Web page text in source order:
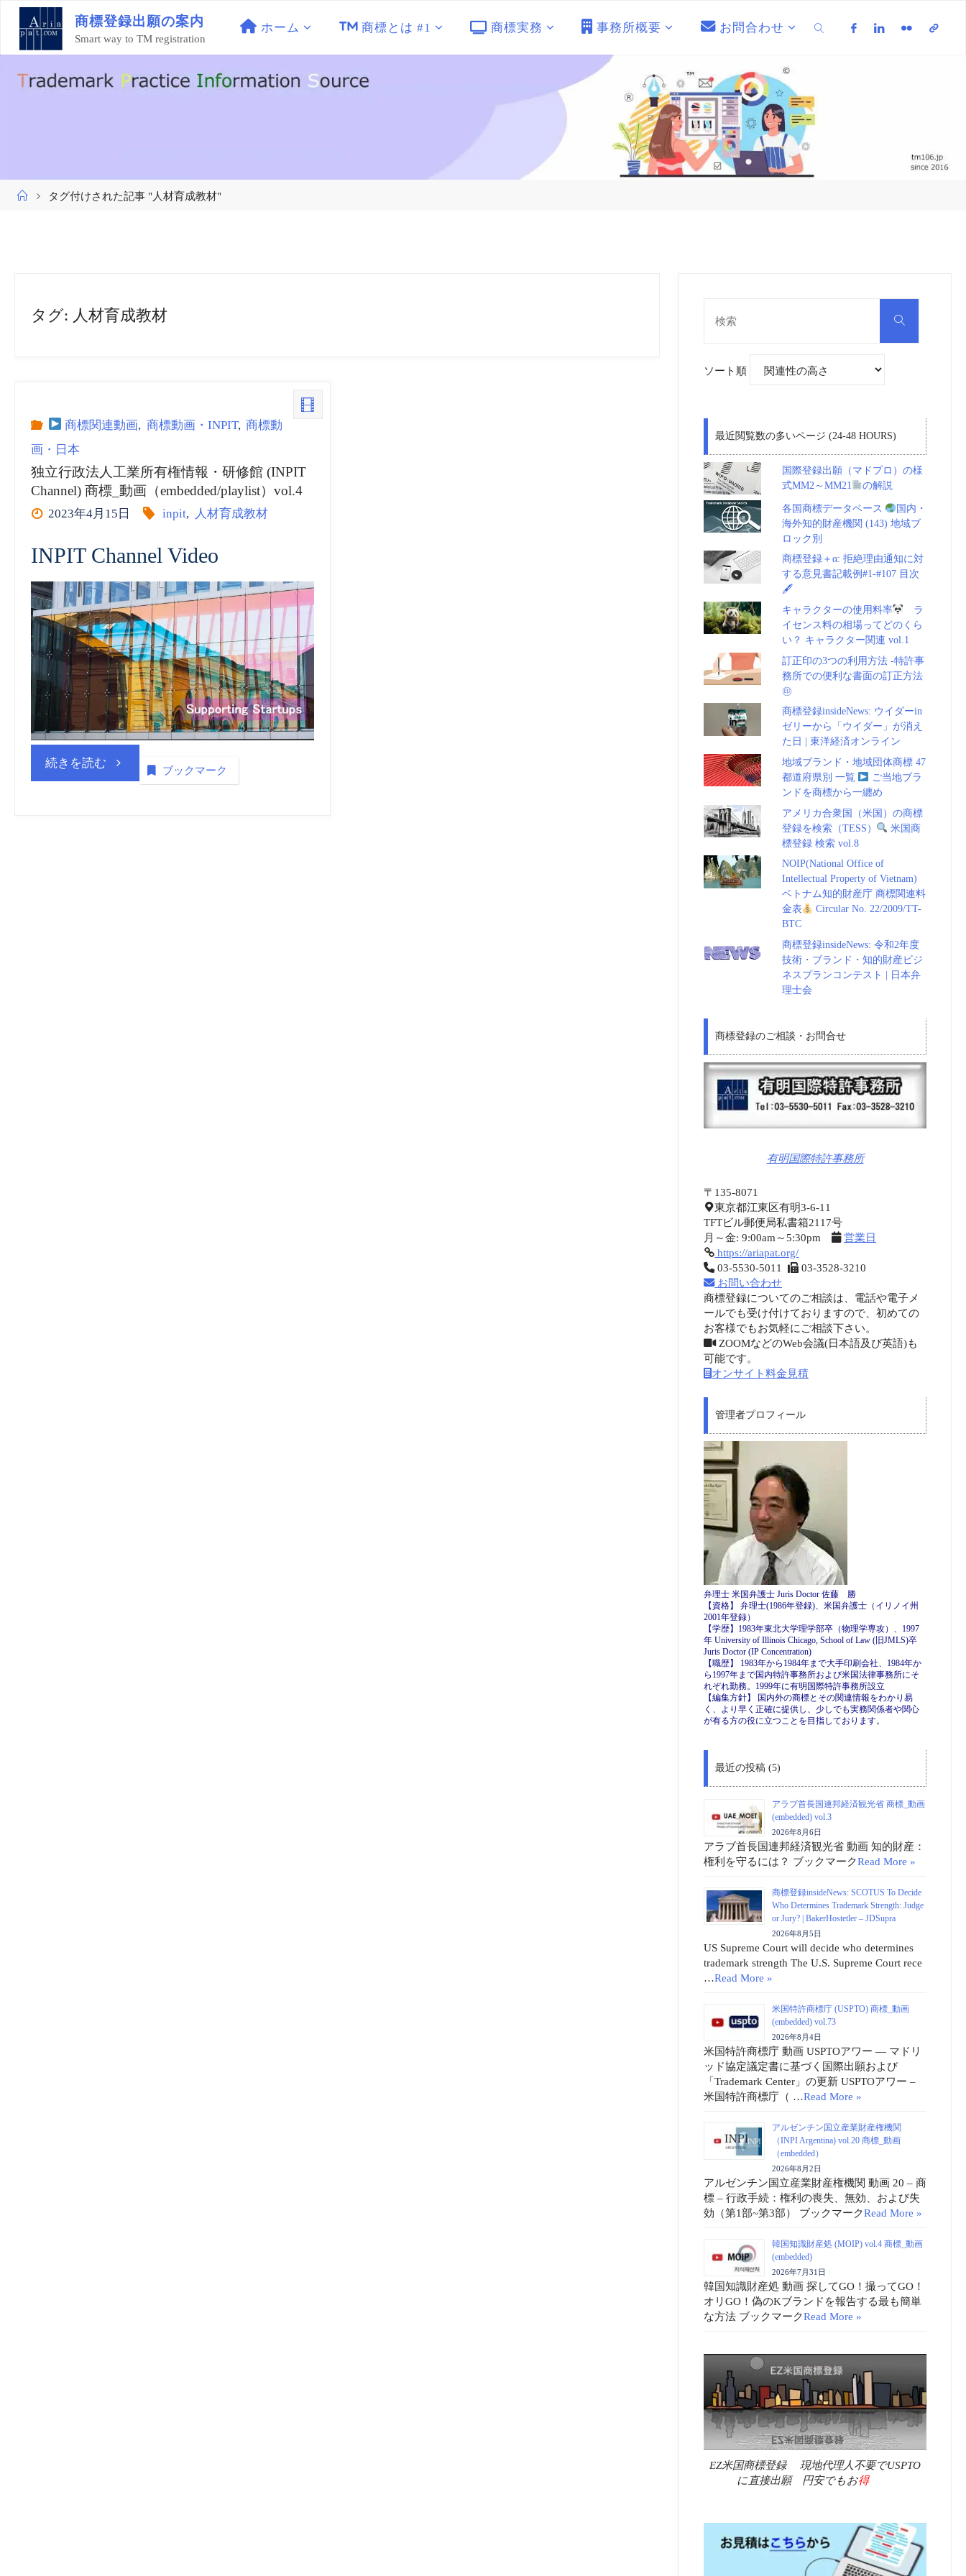
ン
商標登録出願の案内
Smart way to TM registration
ホーム 商標とは #1 商標実務 事務所概要 お問合わせ
ホ
タグ付けされた記事 "人材育成教材"
タグ: 人材育成教材
商標関連動画, 商標動画・INPIT, 商標動
画・日本
独立行政法人工業所有権情報・研修館 (INPIT
Channel) 商標_動画（embedded/playlist）vol.4
2023年4月15日 inpit, 人材育成教材
INPIT Channel Video
続きを読む “独
ブックマーク
検
ソート順
最近閲覧数の多いページ (24-48 HOURS)
国際登録出願（マドプロ）の様
式MM2～MM21
の解説
各国商標データベース
国内・
海外知的財産機関 (143) 地域ブ
ロック別
商標登録＋α: 拒絶理由通知に対
する意見書記載例#1-#107 目次
🖋
キャラクターの使用料率
ラ
イセンス料の相場ってどのくら
い？ キャラクター関連 vol.1
訂正印の3つの利用方法 -特許事
務所での便利な書面の訂正方法
㊞
商標登録insideNews: ウイダーin
ゼリーから「ウイダー」が消え
た日 | 東洋経済オンライン
地域ブランド・地域団体商標 47
都道府県別 一覧
ご当地ブラ
ンドを商標から一纏め
アメリカ合衆国（米国）の商標
登録を検索（TESS）
米国商
標登録 検索 vol.8
NOIP(National Office of
Intellectual Property of Vietnam)
ベトナム知的財産庁 商標関連料
金表
Circular No. 22/2009/TT-
BTC
商標登録insideNews: 令和2年度
技術・ブランド・知的財産ビジ
ネスプランコンテスト | 日本弁
理士会
商標登録のご相談・お問合せ
有明国際特許事務所
〒135-8071
東京都江東区有明3-6-11
TFTビル郵便局私書箱2117号
月～金: 9:00am～5:30pm
営業日
https://ariapat.org/
03-5530-5011
03-3528-3210
お問い合わせ
商標登録についてのご相談は、電話や電子メ
ールでも受け付けておりますので、初めての
お客様でもお気軽にご相談下さい。
ZOOMなどのWeb会議(日本語及び英語)も
可能です。
オンサイト料金見積
管理者プロフィール
弁理士 米国弁護士 Juris Doctor 佐藤 勝
【資格】 弁理士(1986年登録)、米国弁護士（イリノイ州
2001年登録）
【学歴】1983年東北大学理学部卒（物理学専攻）、1997
年 University of Illinois Chicago, School of Law (旧JMLS)卒
Juris Doctor (IP Concentration)
【職歴】 1983年から1984年まで大手印刷会社、1984年か
ら1997年まで国内特許事務所および米国法律事務所にそ
れぞれ勤務。1999年に有明国際特許事務所設立
【編集方針】 国内外の商標とその関連情報をわかり易
く、より早く正確に提供し、少しでも実務関係者や関心
が有る方の役に立つことを目指しております。
最近の投稿 (5)
アラブ首長国連邦経済観光省 商標_動画
(embedded) vol.3
2026年8月6日
アラブ首長国連邦経済観光省 動画 知的財産：
権利を守るには？ ブックマークRead More »
商標登録insideNews: SCOTUS To Decide
Who Determines Trademark Strength: Judge
or Jury? | BakerHostetler – JDSupra
2026年8月5日
US Supreme Court will decide who determines
trademark strength The U.S. Supreme Court rece
…Read More »
米国特許商標庁 (USPTO) 商標_動画
(embedded) vol.73
2026年8月4日
米国特許商標庁 動画 USPTOアワー ― マドリ
ッド協定議定書に基づく国際出願および
「Trademark Center」の更新 USPTOアワー –
米国特許商標庁（ …Read More »
アルゼンチン国立産業財産権機関
（INPI Argentina) vol.20 商標_動画
（embedded）
2026年8月2日
アルゼンチン国立産業財産権機関 動画 20 – 商
標 – 行政手続：権利の喪失、無効、および失
効（第1部~第3部） ブックマークRead More »
韓国知識財産処 (MOIP) vol.4 商標_動画
(embedded)
2026年7月31日
韓国知識財産処 動画 探してGO！撮ってGO！
オリGO！偽のKブランドを報告する最も簡単
な方法 ブックマークRead More »
EZ米国商標登録 現地代理人不要でUSPTO
に直接出願 円安でもお得